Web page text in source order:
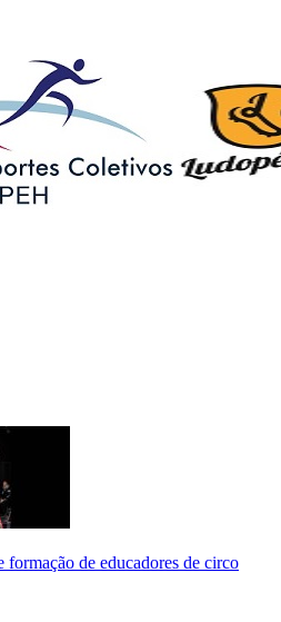
de educadores de circo